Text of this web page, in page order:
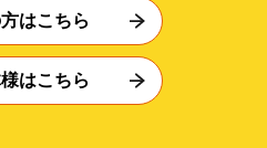
はこちら
はこちら